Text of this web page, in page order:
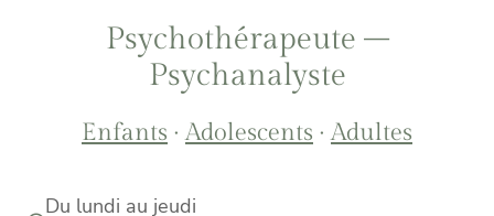
Psychothérapeute –
Psychanalyste
Enfants ·Adolescents ·Adultes
Du lundi au jeudi